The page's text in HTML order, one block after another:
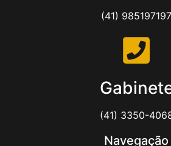
(41) 985197197
(41) 3350-
Navegação